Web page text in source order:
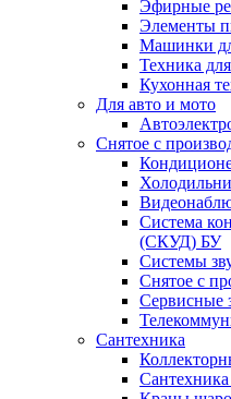
Эфирные
Элементы
Машинки
Техника
Кухонная
Для авто и мото
Снятое с
Система
(СКУД) БУ
Системы
Снятое с
Сервисные
Сантехника